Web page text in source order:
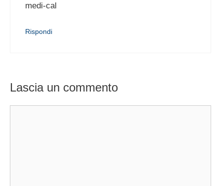
medi-cal
Rispondi
Lascia un commento